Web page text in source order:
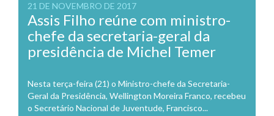
21 DE NOVEMBRO DE 2017
Assis Filho reúne com ministro-
chefe da secretaria-geral da
presidência de Michel Temer
Nesta terça-feira (21) o Ministro-chefe da Secretaria-
Geral da Presidência, Wellington Moreira Franco, recebeu
o Secretário Nacional de Juventude, Francisco...